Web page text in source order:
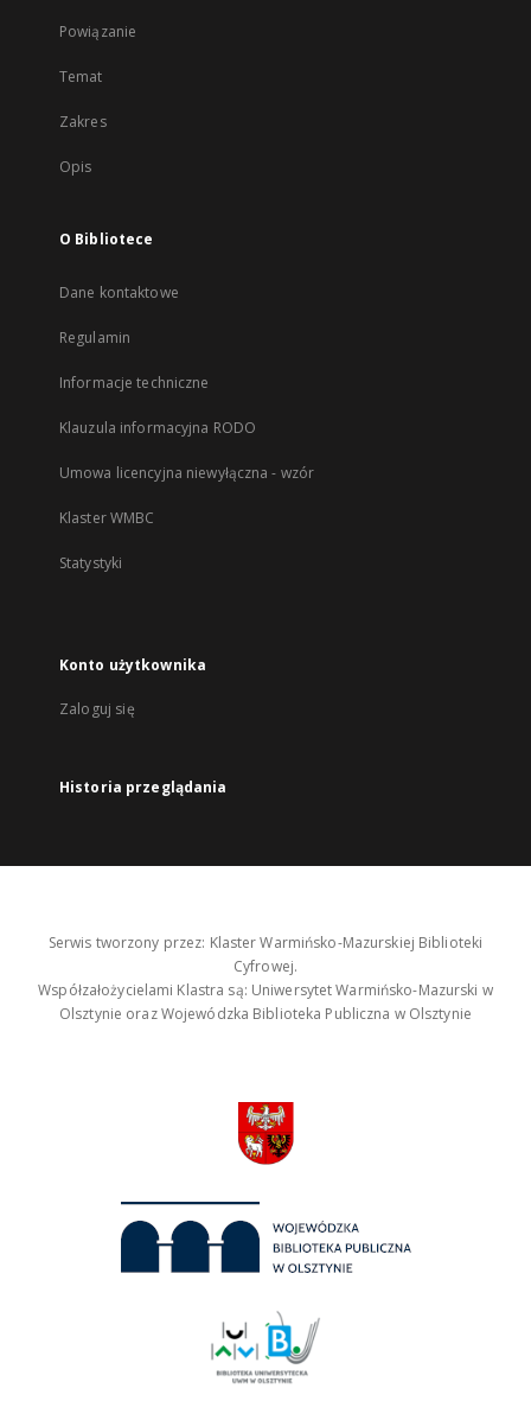
Powiązanie
Temat
Zakres
Opis
O Bibliotece
Dane kontaktowe
Regulamin
Informacje techniczne
Klauzula informacyjna RODO
Umowa licencyjna niewyłączna - wzór
Klaster WMBC
Statystyki
Konto użytkownika
Zaloguj się
Historia przeglądania
Serwis tworzony przez: Klaster Warmińsko-Mazurskiej Biblioteki
Cyfrowej.
Współzałożycielami Klastra są: Uniwersytet Warmińsko-Mazurski w
Olsztynie oraz Wojewódzka Biblioteka Publiczna w Olsztynie